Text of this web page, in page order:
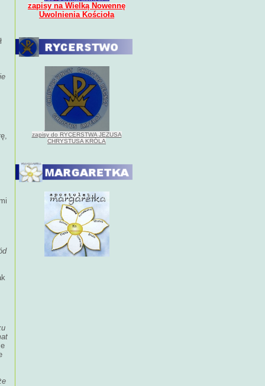
zapisy na Wielką Nowennę
Uwolnienia Kościoła
zapisy do RYCERSTWA JEZUSA
CHRYSTUSA KRÓLA